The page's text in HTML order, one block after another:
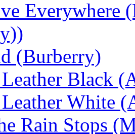
Everywhere
(Burberry)
Black
White
Rain Stops